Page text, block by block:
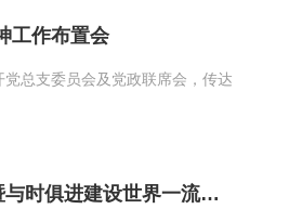
工作布置会
总支委员会及党政联席会，传达
公司组织员工收听收看重温习近平总书记致厦门大学建校100周年贺信暨与时俱进建设世界一流大学再动员大会